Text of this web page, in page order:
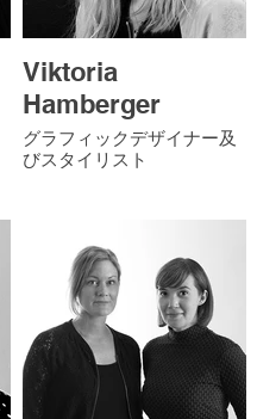
Viktoria
Hamberger
グラフィックデザイナー及
びスタイリスト